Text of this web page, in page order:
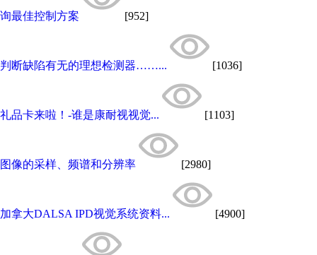
询最佳控制方案 [952]
判断缺陷有无的理想检测器……... [1036]
礼品卡来啦！-谁是康耐视视觉... [1103]
图像的采样、频谱和分辨率 [2980]
加拿大DALSA IPD视觉系统资料... [4900]